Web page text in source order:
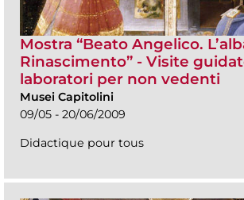
Mostra “Beato Angelico.
Rinascimento” - Visite
laboratori per non vedenti
Musei Capitolini
09/05 - 20/06/2009
Didactique pour tous